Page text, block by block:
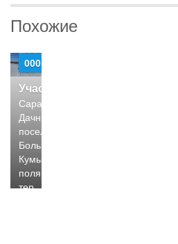
Похожие
000
Участки
Саратов,
Дачный
поселок
Большая
Кумысная
поляна
тер